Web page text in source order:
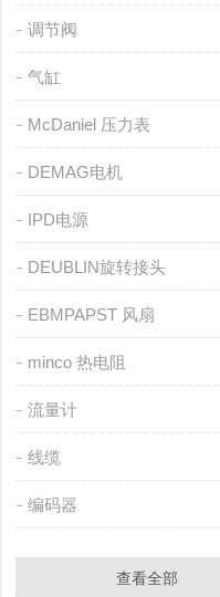
调节阀
气缸
McDaniel 压力表
DEMAG电机
IPD电源
DEUBLIN旋转接头
EBMPAPST 风扇
minco 热电阻
流量计
线缆
编码器
查看全部